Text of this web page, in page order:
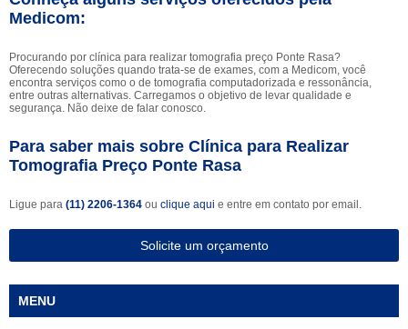
Medicom:
Procurando por clínica para realizar tomografia preço Ponte Rasa?
Oferecendo soluções quando trata-se de exames, com a Medicom, você
encontra serviços como o de tomografia computadorizada e ressonância,
entre outras alternativas. Carregamos o objetivo de levar qualidade e
segurança. Não deixe de falar conosco.
Para saber mais sobre Clínica para Realizar
Tomografia Preço Ponte Rasa
Ligue para (11) 2206-1364 ou clique aqui e entre em contato por email.
Solicite um orçamento
MENU